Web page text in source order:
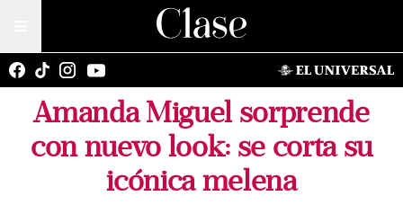
Amanda Miguel sorprende
con nuevo look: se corta su
icónica melena